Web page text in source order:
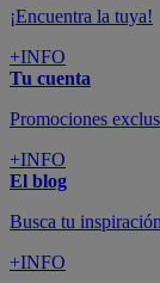
¡Encuentra la tuya!
+INFO
Tu cuenta
Promociones
+INFO
El blog
Busca tu inspiración
+INFO